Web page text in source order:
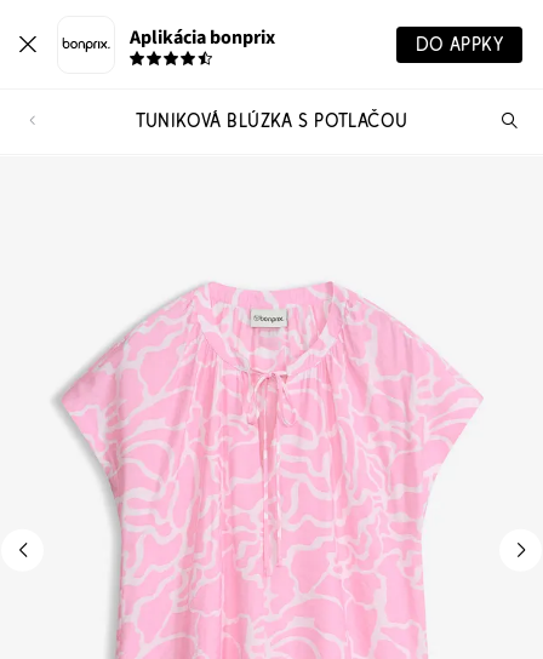
Aplikácia bonprix DO APPKY
TUNIKOVÁ BLÚZKA S POTLAČOU